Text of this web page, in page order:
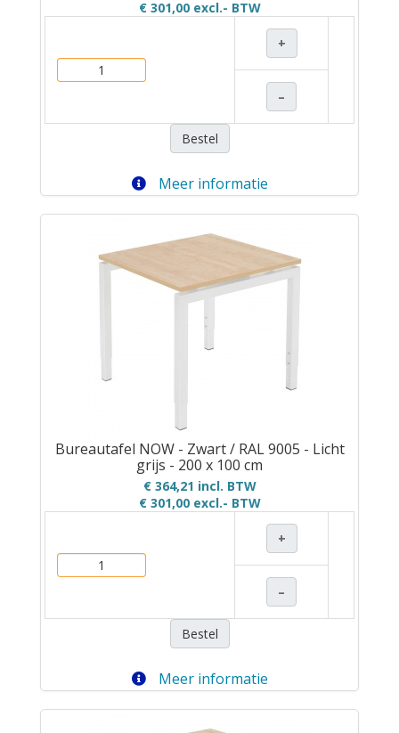
€ 301,00excl.- BTW
+
–
Bestel
Meer informatie
Bureautafel NOW - Zwart / RAL 9005 - Licht
grijs - 200 x 100 cm
€ 364,21 incl. BTW
€ 301,00excl.- BTW
+
–
Bestel
Meer informatie